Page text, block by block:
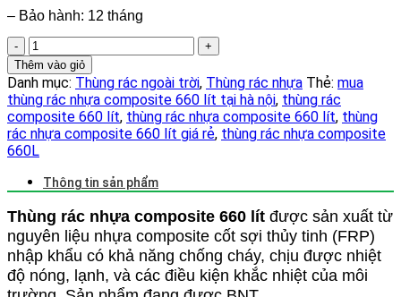
– Bảo hành: 12 tháng
Thùng
rác
nhựa
composite
660
lít
chống
cháy
giá
rẻ
số
lượng
Thêm vào giỏ
Danh mục: Thùng rác ngoài trời, Thùng rác nhựa Thẻ: mua
thùng rác nhựa composite 660 lít tại hà nội, thùng rác
composite 660 lít, thùng rác nhựa composite 660 lít, thùng
rác nhựa composite 660 lít giá rẻ, thùng rác nhựa composite
660L
Thông tin sản phẩm
Thùng rác nhựa composite 660 lít được sản xuất từ
nguyên liệu nhựa composite cốt sợi thủy tinh (FRP)
nhập khẩu có khả năng chống cháy, chịu được nhiệt
độ nóng, lạnh, và các điều kiện khắc nhiệt của môi